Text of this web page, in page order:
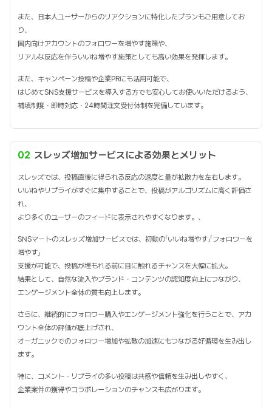
また、日本人ユーザーからのリアクションに特化したプランもご用意してお
り、
国内向けアカウントのフォロワーを増やす施策や、
リアルな反応を伴ういいね増やす施策としても高い効果を発揮します。
また、キャンペーン投稿や企業PRにも活用可能で、
はじめてSNS支援サービスを導入する方でも安心してお使いいただけるよう、
補填制度・即時対応・24時間注文受付体制を完備しています。
02 スレッズ増加サービスによる効果とメリット
スレッズでは、投稿直後に得られる反応の速度と量が拡散力を左右します。
いいねやリプライがすぐに集中することで、投稿がアルゴリズムに高く評価さ
れ、
より多くのユーザーのフィードに表示されやすくなります。、
SNSマートのスレッズ増加サービスでは、初動の「いいね増やす」「フォロワーを
増やす」
支援が可能で、投稿が埋もれる前に目に触れるチャンスを大幅に拡大。
結果として、自然な流入やブランド・コンテンツの認知度向上につながり、
エンゲージメント全体の質も向上します。
さらに、継続的にフォロワー購入やエンゲージメント強化を行うことで、アカ
ウント全体の評価が底上げされ、
オーガニックでのフォロワー増加や拡散の加速にもつながる好循環を生み出し
ます。
特に、コメント・リプライの多い投稿は共感や信頼を生み出しやすく、
企業案件の獲得やコラボレーションのチャンスも広がります。